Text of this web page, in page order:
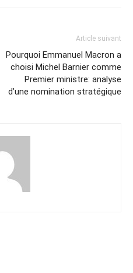
Article suivant
Pourquoi Emmanuel Macron a
choisi Michel Barnier comme
Premier ministre: analyse
d’une nomination stratégique